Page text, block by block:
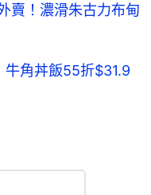
賣！濃滑朱古力布甸
牛角丼飯55折$31.9